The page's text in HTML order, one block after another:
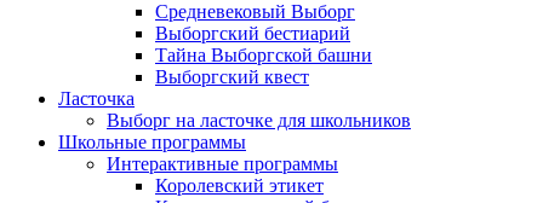
Средневековый Выборг
Выборгский бестиарий
Тайна Выборгской башни
Выборгский квест
Ласточка
Выборг на ласточке для школьников
Школьные программы
Интерактивные программы
Королевский этикет